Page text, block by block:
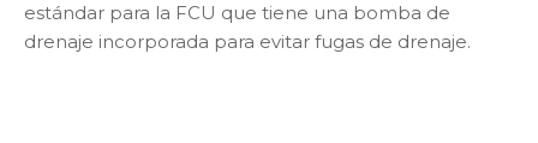
estándar para la FCU que tiene una bomba de
drenaje incorporada para evitar fugas de drenaje.